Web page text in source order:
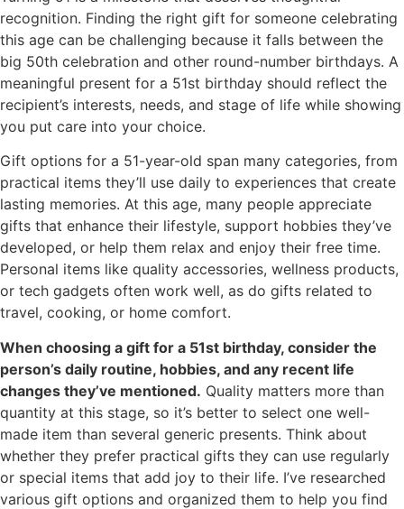
recognition. Finding the right gift for someone celebrating
this age can be challenging because it falls between the
big 50th celebration and other round-number birthdays. A
meaningful present for a 51st birthday should reflect the
recipient’s interests, needs, and stage of life while showing
you put care into your choice.
Gift options for a 51-year-old span many categories, from
practical items they’ll use daily to experiences that create
lasting memories. At this age, many people appreciate
gifts that enhance their lifestyle, support hobbies they’ve
developed, or help them relax and enjoy their free time.
Personal items like quality accessories, wellness products,
or tech gadgets often work well, as do gifts related to
travel, cooking, or home comfort.
When choosing a gift for a 51st birthday, consider the
person’s daily routine, hobbies, and any recent life
changes they’ve mentioned. Quality matters more than
quantity at this stage, so it’s better to select one well-
made item than several generic presents. Think about
whether they prefer practical gifts they can use regularly
or special items that add joy to their life. I’ve researched
various gift options and organized them to help you find